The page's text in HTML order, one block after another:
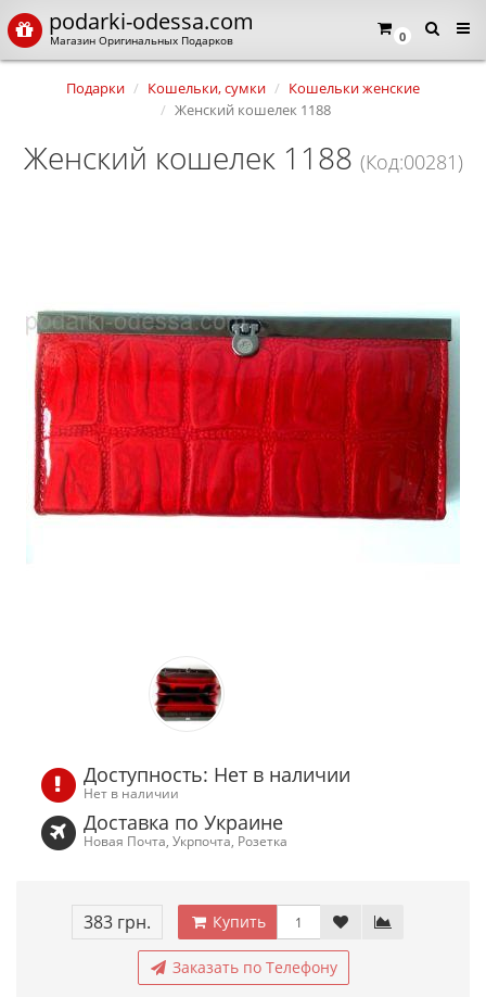
0
podarki-odessa.com
Магазин Оригинальных Подарков
Подарки Кошельки, сумки
Кошельки женские
Женский кошелек 1188
Женский кошелек 1188 (Код:00281)
Доступность: Нет в наличии
Нет в наличии
Доставка по Украине
Новая Почта, Укрпочта, Розетка
383 грн. Купить
Заказать по Телефону